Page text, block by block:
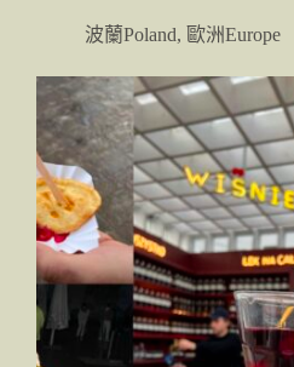
科
夫
(Kraków)
自
由
行
攻
略：
景
點、
交
通、
住
宿、
波蘭Poland, 歐洲Europe